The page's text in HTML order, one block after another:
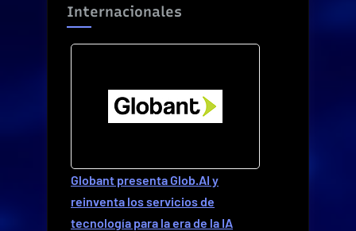
Internacionales
Globant presenta Glob.AI y
reinventa los servicios de
tecnología para la era de la IA